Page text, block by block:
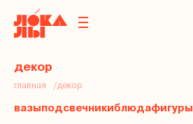
декор
главная декор
вазыподсвечникиблюдафигуры